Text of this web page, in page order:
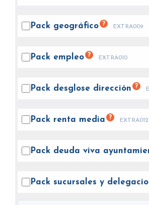
Pack geográfico ? EXTRA009
Pack empleo ? EXTRA010
Pack desglose dirección ?
Pack renta media ? EXTRA012
Pack deuda viva
Pack sucursales y